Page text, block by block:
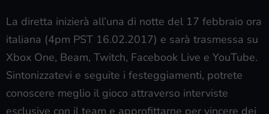
La diretta inizierà all’una di notte del 17 febbraio ora
italiana (4pm PST 16.02.2017) e sarà trasmessa su
Xbox One, Beam, Twitch, Facebook Live e YouTube.
Sintonizzatevi e seguite i festeggiamenti, potrete
conoscere meglio il gioco attraverso interviste
esclusive con il team e approfittarne per vincere dei